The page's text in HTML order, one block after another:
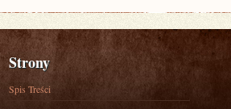
Strony
Spis Treści